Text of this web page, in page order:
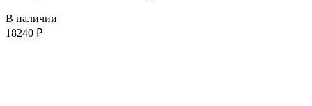
В наличии
18240 ₽